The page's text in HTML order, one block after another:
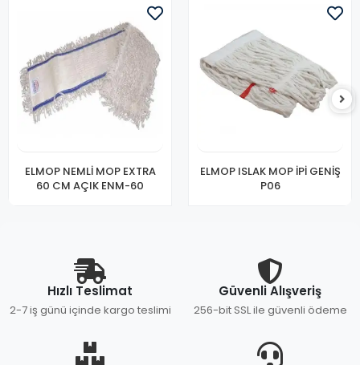
ELMOP NEMLİ MOP EXTRA
60 CM AÇIK ENM-60
ELMOP ISLAK MOP İPİ GENİŞ
P06
Hızlı Teslimat
2-7 iş günü içinde kargo teslimi
Güvenli Alışveriş
256-bit SSL ile güvenli ödeme